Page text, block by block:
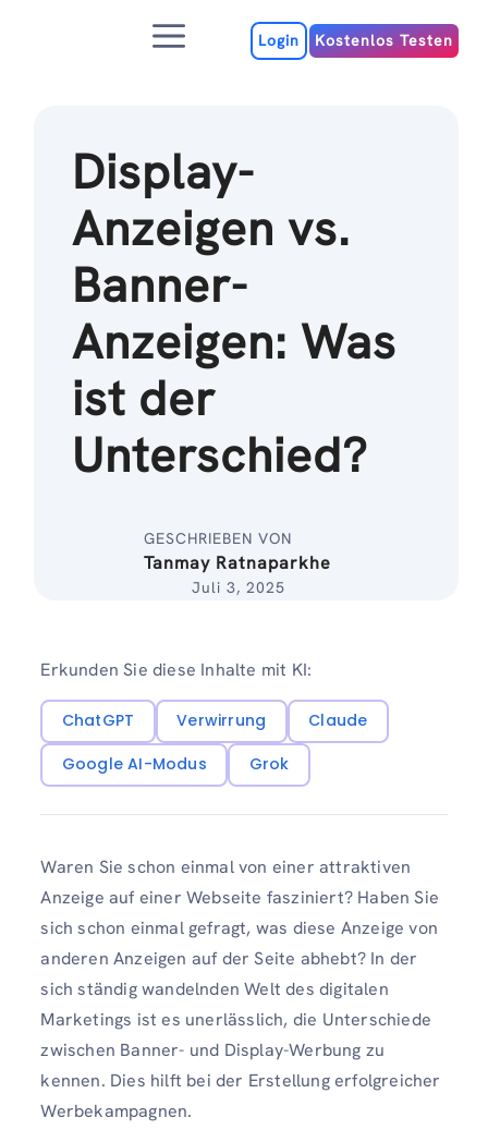
MenuLogin Kostenlos Testen
Display-
Anzeigen vs.
Banner-
Anzeigen: Was
ist der
Unterschied?
GESCHRIEBEN VON
Tanmay Ratnaparkhe
Juli 3, 2025
Erkunden Sie diese Inhalte mit KI:
ChatGPT Verwirrung
Claude
Google AI-Modus
Grok
Waren Sie schon einmal von einer attraktiven
Anzeige auf einer Webseite fasziniert? Haben Sie
sich schon einmal gefragt, was diese Anzeige von
anderen Anzeigen auf der Seite abhebt? In der
sich ständig wandelnden Welt des digitalen
Marketings ist es unerlässlich, die Unterschiede
zwischen Banner- und Display-Werbung zu
kennen. Dies hilft bei der Erstellung erfolgreicher
Werbekampagnen.